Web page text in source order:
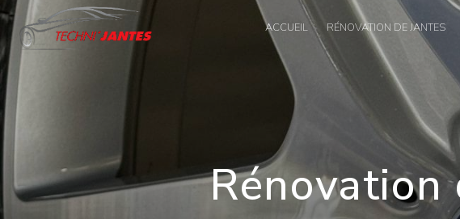
ACCUEIL RÉNOVATION DE JANTES
Panneau de gestion des cookies